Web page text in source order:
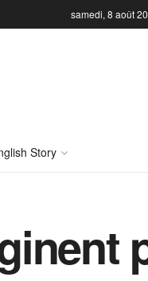
samedi, 8 août
Story